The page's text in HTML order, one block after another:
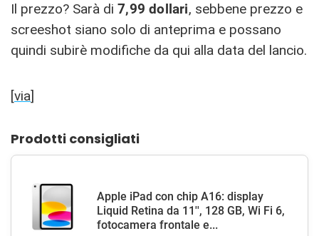
Il prezzo? Sarà di 7,99 dollari, sebbene prezzo e
screeshot siano solo di anteprima e possano
quindi subirè modifiche da qui alla data del lancio.
[via]
Prodotti consigliati
Apple iPad con chip A16: display
Liquid Retina da 11'', 128 GB, Wi Fi 6,
fotocamera frontale e...